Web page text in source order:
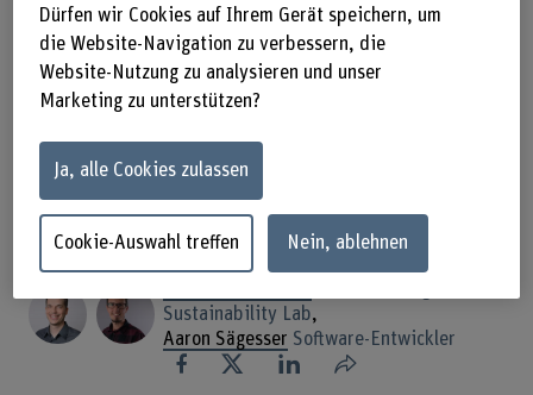
beitragen, den Energieverbrauch von
Anwendungen zu senken. Dazu
gehören schlanke
Programmiersprachen sowie die
Unterteilung einer Applikation in
kleine Microservices.
Sustainability Lab,
Aaron Sägesser Software-Entwickler
Teilen
Dürfen wir Cookies auf Ihrem Gerät speichern, um
die Website-Navigation zu verbessern, die
Website-Nutzung zu analysieren und unser
Marketing zu unterstützen?
Ja, alle Cookies zulassen
Cookie-Auswahl treffen Nein, ablehnen